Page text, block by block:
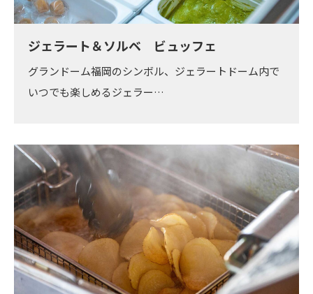
ジェラート＆ソルベ ビュッフェ
グランドーム福岡のシンボル、ジェラートドーム内で
いつでも楽しめるジェラー…